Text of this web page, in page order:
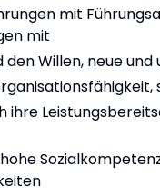
mit
mit
den Willen, neue
ihre